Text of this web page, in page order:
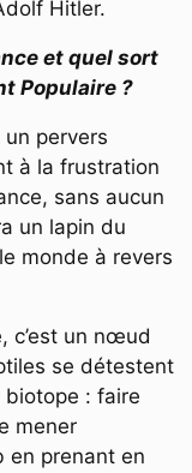
Hitler.
et quel sort
Populaire ?
un pervers
à la frustration
sans aucun
un lapin du
monde à revers
c’est un nœud
se détestent
biotope : faire
mener
en prenant en